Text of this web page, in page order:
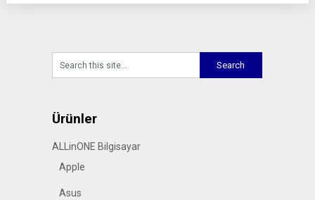
Ürünler
ALLinONE Bilgisayar
Apple
Asus